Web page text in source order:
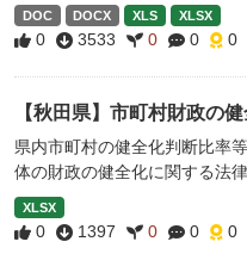
DOC DOCX XLS XLSX
0 3533 0 0 0
【秋田県】市町村財政の
県内市町村の健全化判断比率
体の財政の健全化に関する法律
XLSX
0 1397 0 0 0